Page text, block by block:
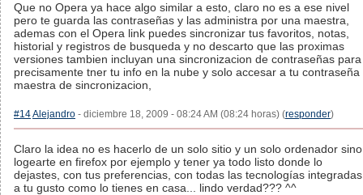
Que no Opera ya hace algo similar a esto, claro no es a ese nivel
pero te guarda las contraseñas y las administra por una maestra,
ademas con el Opera link puedes sincronizar tus favoritos, notas,
historial y registros de busqueda y no descarto que las proximas
versiones tambien incluyan una sincronizacion de contraseñas para
precisamente tner tu info en la nube y solo accesar a tu contraseña
maestra de sincronizacion,
#14Alejandro - diciembre 18, 2009 - 08:24 AM (08:24 horas) (responder)
Claro la idea no es hacerlo de un solo sitio y un solo ordenador sino
logearte en firefox por ejemplo y tener ya todo listo donde lo
dejastes, con tus preferencias, con todas las tecnologías integradas
a tu gusto como lo tienes en casa... lindo verdad??? ^^